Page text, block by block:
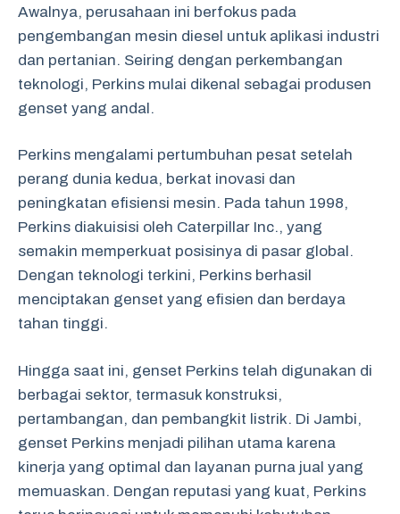
Awalnya, perusahaan ini berfokus pada
pengembangan mesin diesel untuk aplikasi industri
dan pertanian. Seiring dengan perkembangan
teknologi, Perkins mulai dikenal sebagai produsen
genset yang andal.
Perkins mengalami pertumbuhan pesat setelah
perang dunia kedua, berkat inovasi dan
peningkatan efisiensi mesin. Pada tahun 1998,
Perkins diakuisisi oleh Caterpillar Inc., yang
semakin memperkuat posisinya di pasar global.
Dengan teknologi terkini, Perkins berhasil
menciptakan genset yang efisien dan berdaya
tahan tinggi.
Hingga saat ini, genset Perkins telah digunakan di
berbagai sektor, termasuk konstruksi,
pertambangan, dan pembangkit listrik. Di Jambi,
genset Perkins menjadi pilihan utama karena
kinerja yang optimal dan layanan purna jual yang
memuaskan. Dengan reputasi yang kuat, Perkins